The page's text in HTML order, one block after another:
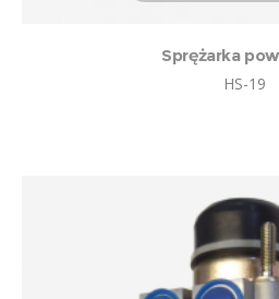
Sprężarka
HS-19